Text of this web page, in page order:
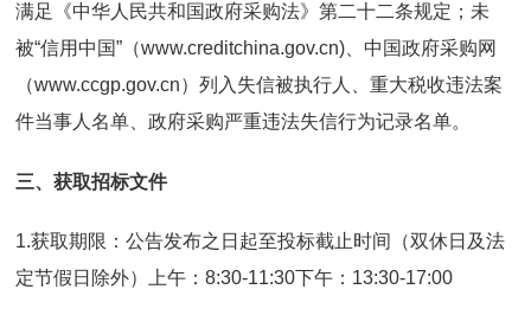
满足《中华人民共和国政府采购法》第二十二条规定；未
被“信用中国”（www.creditchina.gov.cn)、中国政府采购网
（www.ccgp.gov.cn）列入失信被执行人、重大税收违法案
件当事人名单、政府采购严重违法失信行为记录名单。
三、获取招标文件
1.获取期限：公告发布之日起至投标截止时间（双休日及法
定节假日除外）上午：8:30-11:30下午：13:30-17:00